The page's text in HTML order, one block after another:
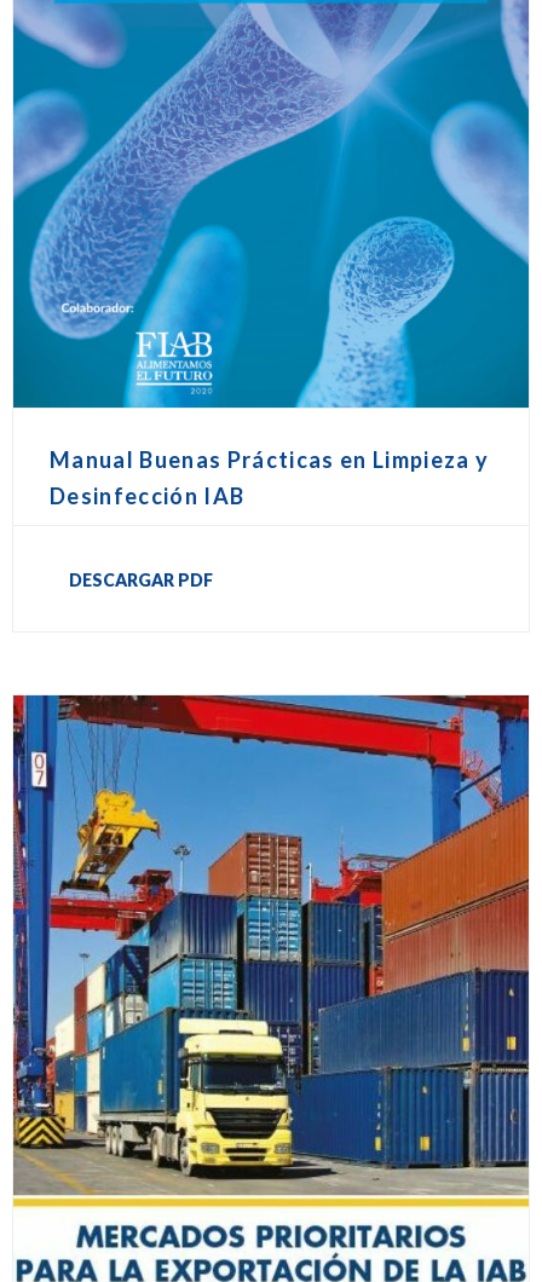
Manual Buenas Prácticas en Limpieza y
Desinfección IAB
DESCARGAR PDF